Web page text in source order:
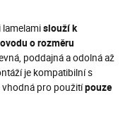
lamelamislouží k
o rozměru
poddajná a odolná až
je kompatibilní s
vhodná pro použitípouze